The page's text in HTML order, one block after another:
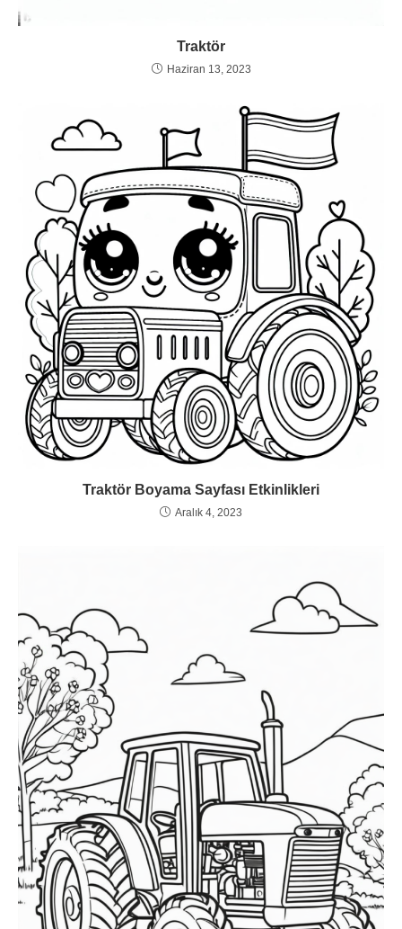
Traktör
Haziran 13, 2023
Traktör Boyama Sayfası Etkinlikleri
Aralık 4, 2023